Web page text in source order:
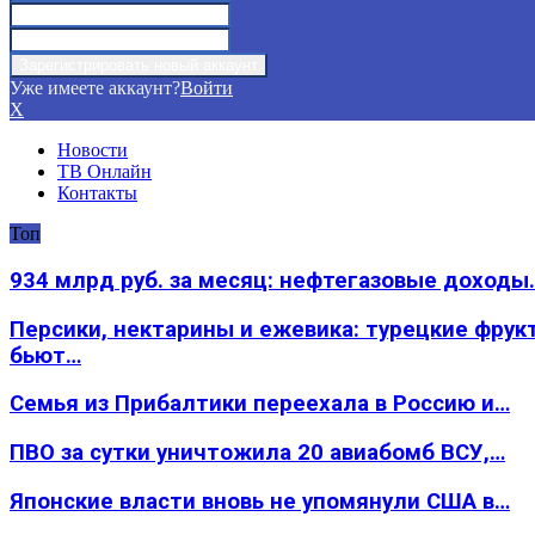
Уже имеете аккаунт?Войти
X
Новости
ТВ Онлайн
Контакты
Топ
934 млрд руб. за месяц: нефтегазовые
Персики, нектарины и ежевика: турецкие
бьют…
Семья из Прибалтики переехала в Россию и…
ПВО за сутки уничтожила 20 авиабомб ВСУ,…
Японские власти вновь не упомянули США в…